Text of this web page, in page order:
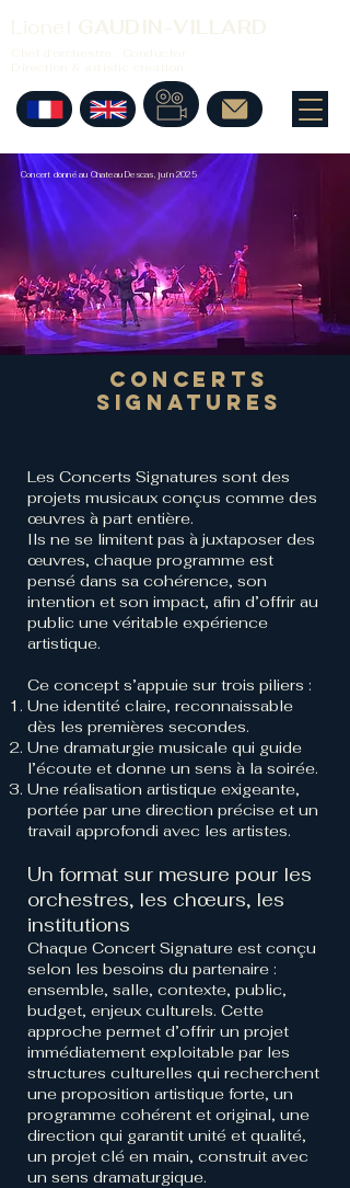
Lionel GAUDIN-VILLARD
Chef d'orchestre . Conductor
Direction & artistic creation
Concert donné au Chateau Descas, juin 2025
CONCERTS
SIGNATURES
Les Concerts Signatures sont des
projets musicaux conçus comme des
œuvres à part entière.
Ils ne se limitent pas à juxtaposer des
œuvres, chaque programme est
pensé dans sa cohérence, son
intention et son impact, afin d’offrir au
public une véritable expérience
artistique.
Ce concept s’appuie sur trois piliers :
Une identité claire, reconnaissable
dès les premières secondes.
Une dramaturgie musicale qui guide
l’écoute et donne un sens à la soirée.
Une réalisation artistique exigeante,
portée par une direction précise et un
travail approfondi avec les artistes.
Un format sur mesure pour les
orchestres, les chœurs, les
institutions
Chaque Concert Signature est conçu
selon les besoins du partenaire :
ensemble, salle, contexte, public,
budget, enjeux culturels. Cette
approche permet d’offrir un projet
immédiatement exploitable par les
structures culturelles qui recherchent
une proposition artistique forte, un
programme cohérent et original, une
direction qui garantit unité et qualité,
un projet clé en main, construit avec
un sens dramaturgique.